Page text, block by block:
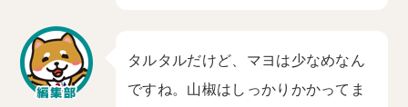
タルタルだけど、マヨは少なめなん
ですね。山椒はしっかりかかってま